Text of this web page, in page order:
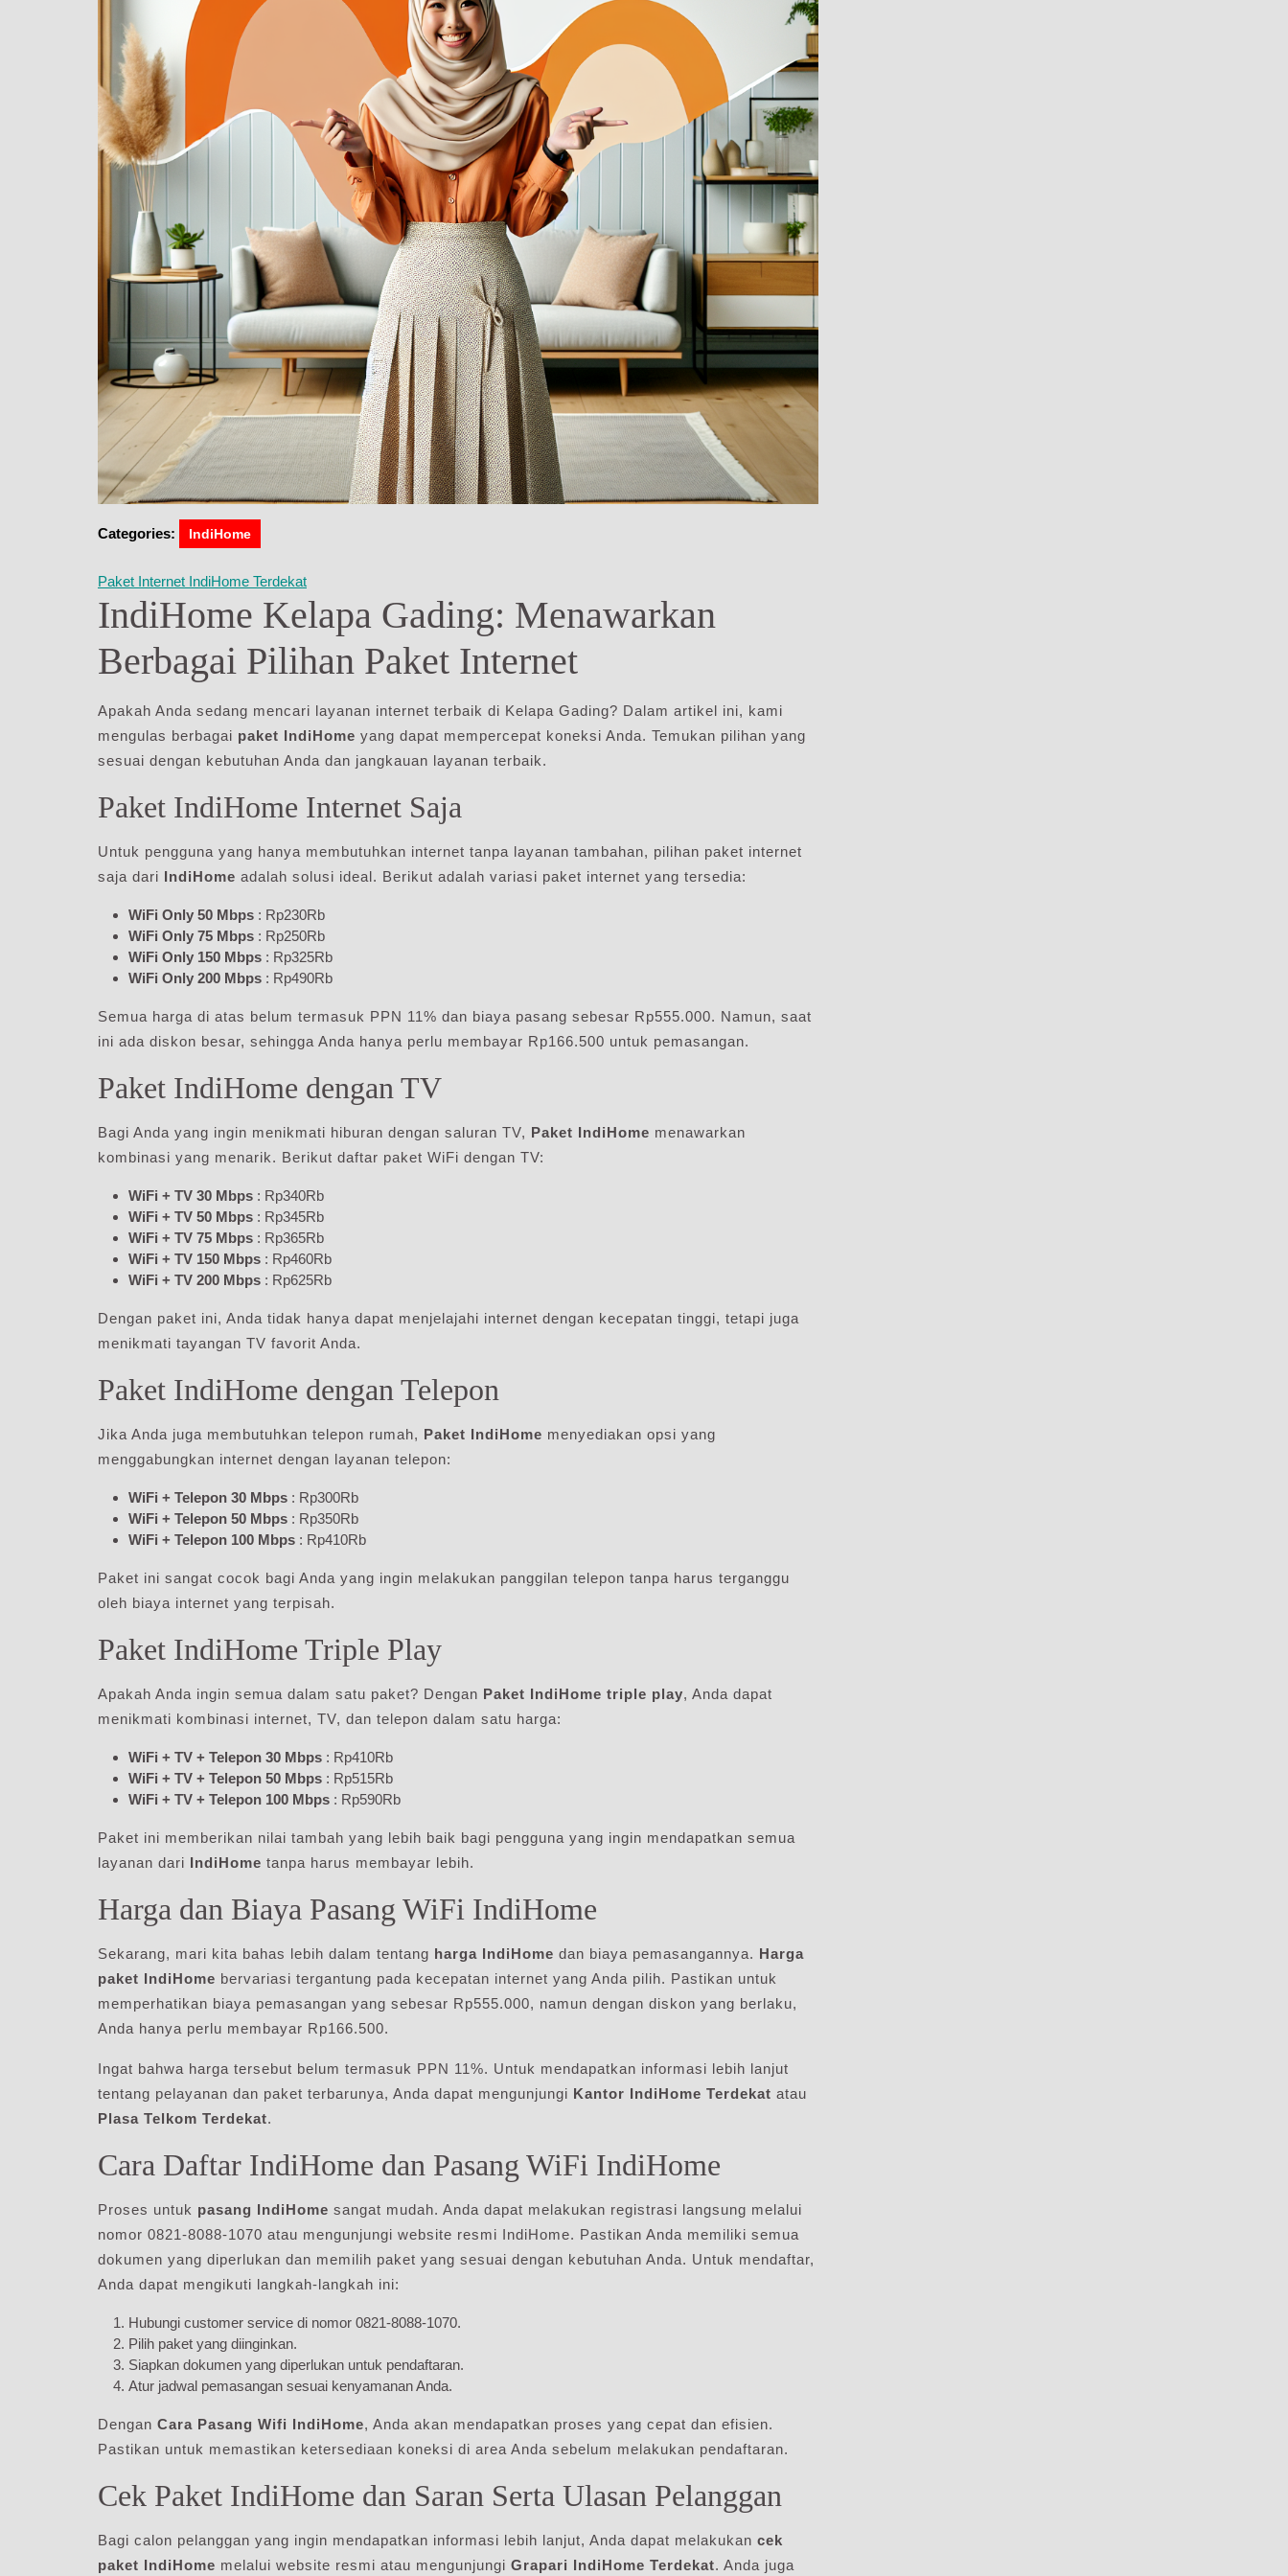
Categories: IndiHome
Paket Internet IndiHome Terdekat
IndiHome Kelapa Gading: Menawarkan
Berbagai Pilihan Paket Internet
Apakah Anda sedang mencari layanan internet terbaik di Kelapa Gading? Dalam artikel ini, kami
mengulas berbagai paket IndiHome yang dapat mempercepat koneksi Anda. Temukan pilihan yang
sesuai dengan kebutuhan Anda dan jangkauan layanan terbaik.
Paket IndiHome Internet Saja
Untuk pengguna yang hanya membutuhkan internet tanpa layanan tambahan, pilihan paket internet
saja dari IndiHome adalah solusi ideal. Berikut adalah variasi paket internet yang tersedia:
WiFi Only 50 Mbps : Rp230Rb
WiFi Only 75 Mbps : Rp250Rb
WiFi Only 150 Mbps : Rp325Rb
WiFi Only 200 Mbps : Rp490Rb
Semua harga di atas belum termasuk PPN 11% dan biaya pasang sebesar Rp555.000. Namun, saat
ini ada diskon besar, sehingga Anda hanya perlu membayar Rp166.500 untuk pemasangan.
Paket IndiHome dengan TV
Bagi Anda yang ingin menikmati hiburan dengan saluran TV, Paket IndiHome menawarkan
kombinasi yang menarik. Berikut daftar paket WiFi dengan TV:
WiFi + TV 30 Mbps : Rp340Rb
WiFi + TV 50 Mbps : Rp345Rb
WiFi + TV 75 Mbps : Rp365Rb
WiFi + TV 150 Mbps : Rp460Rb
WiFi + TV 200 Mbps : Rp625Rb
Dengan paket ini, Anda tidak hanya dapat menjelajahi internet dengan kecepatan tinggi, tetapi juga
menikmati tayangan TV favorit Anda.
Paket IndiHome dengan Telepon
Jika Anda juga membutuhkan telepon rumah, Paket IndiHome menyediakan opsi yang
menggabungkan internet dengan layanan telepon:
WiFi + Telepon 30 Mbps : Rp300Rb
WiFi + Telepon 50 Mbps : Rp350Rb
WiFi + Telepon 100 Mbps : Rp410Rb
Paket ini sangat cocok bagi Anda yang ingin melakukan panggilan telepon tanpa harus terganggu
oleh biaya internet yang terpisah.
Paket IndiHome Triple Play
Apakah Anda ingin semua dalam satu paket? Dengan Paket IndiHome triple play, Anda dapat
menikmati kombinasi internet, TV, dan telepon dalam satu harga:
WiFi + TV + Telepon 30 Mbps : Rp410Rb
WiFi + TV + Telepon 50 Mbps : Rp515Rb
WiFi + TV + Telepon 100 Mbps : Rp590Rb
Paket ini memberikan nilai tambah yang lebih baik bagi pengguna yang ingin mendapatkan semua
layanan dari IndiHome tanpa harus membayar lebih.
Harga dan Biaya Pasang WiFi IndiHome
Sekarang, mari kita bahas lebih dalam tentang harga IndiHome dan biaya pemasangannya. Harga
paket IndiHome bervariasi tergantung pada kecepatan internet yang Anda pilih. Pastikan untuk
memperhatikan biaya pemasangan yang sebesar Rp555.000, namun dengan diskon yang berlaku,
Anda hanya perlu membayar Rp166.500.
Ingat bahwa harga tersebut belum termasuk PPN 11%. Untuk mendapatkan informasi lebih lanjut
tentang pelayanan dan paket terbarunya, Anda dapat mengunjungi Kantor IndiHome Terdekat atau
Plasa Telkom Terdekat.
Cara Daftar IndiHome dan Pasang WiFi IndiHome
Proses untuk pasang IndiHome sangat mudah. Anda dapat melakukan registrasi langsung melalui
nomor 0821-8088-1070 atau mengunjungi website resmi IndiHome. Pastikan Anda memiliki semua
dokumen yang diperlukan dan memilih paket yang sesuai dengan kebutuhan Anda. Untuk mendaftar,
Anda dapat mengikuti langkah-langkah ini:
Hubungi customer service di nomor 0821-8088-1070.
Pilih paket yang diinginkan.
Siapkan dokumen yang diperlukan untuk pendaftaran.
Atur jadwal pemasangan sesuai kenyamanan Anda.
Dengan Cara Pasang Wifi IndiHome, Anda akan mendapatkan proses yang cepat dan efisien.
Pastikan untuk memastikan ketersediaan koneksi di area Anda sebelum melakukan pendaftaran.
Cek Paket IndiHome dan Saran Serta Ulasan Pelanggan
Bagi calon pelanggan yang ingin mendapatkan informasi lebih lanjut, Anda dapat melakukan cek
paket IndiHome melalui website resmi atau mengunjungi Grapari IndiHome Terdekat. Anda juga